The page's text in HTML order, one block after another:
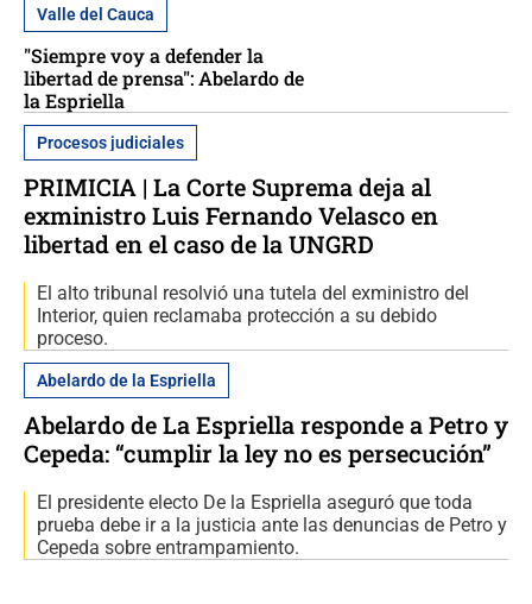
Valle del Cauca
"Siempre voy a defender la
libertad de prensa": Abelardo de
la Espriella
Procesos judiciales
PRIMICIA | La Corte Suprema deja al
exministro Luis Fernando Velasco en
libertad en el caso de la UNGRD
El alto tribunal resolvió una tutela del exministro del
Interior, quien reclamaba protección a su debido
proceso.
Abelardo de la Espriella
Abelardo de La Espriella responde a Petro y
Cepeda: “cumplir la ley no es persecución”
El presidente electo De la Espriella aseguró que toda
prueba debe ir a la justicia ante las denuncias de Petro y
Cepeda sobre entrampamiento.